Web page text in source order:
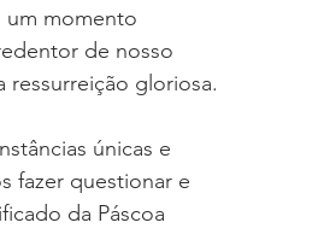
um momento
de nosso
ressurreição gloriosa.
únicas e
fazer questionar e
da Páscoa